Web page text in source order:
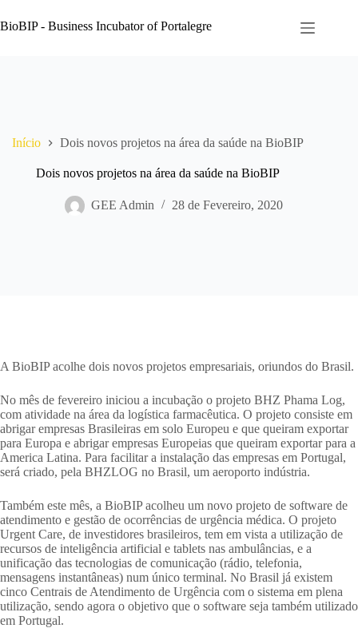
para
o
BioBIP - Business Incubator of Portalegre
Início Dois novos projetos na área da saúde na BioBIP
Dois novos projetos na área da saúde na BioBIP
GEE Admin 28 de Fevereiro, 2020
A BioBIP acolhe dois novos projetos empresariais, oriundos do Brasil.
No mês de fevereiro iniciou a incubação o projeto BHZ Phama Log,
com atividade na área da logística farmacêutica. O projeto consiste em
abrigar empresas Brasileiras em solo Europeu e que queiram exportar
para Europa e abrigar empresas Europeias que queiram exportar para a
America Latina. Para facilitar a instalação das empresas em Portugal,
será criado, pela BHZLOG no Brasil, um aeroporto indústria.
Também este mês, a BioBIP acolheu um novo projeto de software de
atendimento e gestão de ocorrências de urgência médica. O projeto
Urgent Care, de investidores brasileiros, tem em vista a utilização de
recursos de inteligência artificial e tablets nas ambulâncias, e a
unificação das tecnologias de comunicação (rádio, telefonia,
mensagens instantâneas) num único terminal. No Brasil já existem
cinco Centrais de Atendimento de Urgência com o sistema em plena
utilização, sendo agora o objetivo que o software seja também utilizado
em Portugal.